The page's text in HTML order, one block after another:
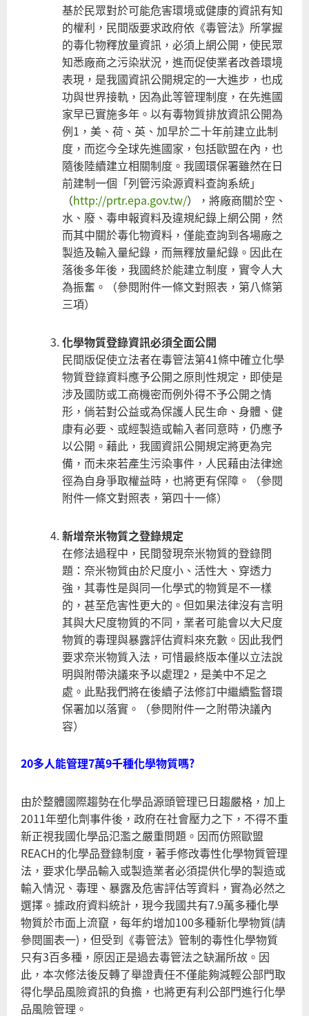
基於民眾對於可能危害環境或健康的資訊有知
的權利，民間版要求政府依《毒管法》所掌握
的毒化物釋放量資訊，必須上網公開，使民眾
知悉廠商之污染狀況，進而促使業者改善環境
表現，是我國資訊公開規定的一大進步，也成
功與世界接軌，因為此等管理制度，在先進國
家早已實施多年。以有毒物質排放資訊公開為
例1，美、荷、英、加早於二十年前建立此制
度，而迄今全球先進國家，包括歐盟在內，也
隨後陸續建立相關制度。我國環保署雖然在日
前建制一個「列管污染源資料查詢系統」
（http://prtr.epa.gov.tw/），將廠商關於空、
水、廢、毒申報資料及違規紀錄上網公開，然
而其中關於毒化物資料，僅能查詢到各場廠之
製造及輸入量紀錄，而無釋放量紀錄。因此在
落後多年後，我國終於能建立制度，實令人大
為振奮。（參閱附件一條文對照表，第八條第
三項）
化學物質登錄資訊必須全面公開
民間版促使立法者在毒管法第41條中確立化學
物質登錄資料應予公開之原則性規定，即使是
涉及國防或工商機密而例外得不予公開之情
形，倘若對公益或為保護人民生命、身體、健
康有必要、或經製造或輸入者同意時，仍應予
以公開。藉此，我國資訊公開規定將更為完
備，而未來若產生污染事件，人民藉由法律途
徑為自身爭取權益時，也將更有保障。（參閱
附件一條文對照表，第四十一條）
新增奈米物質之登錄規定
在修法過程中，民間發現奈米物質的登錄問
題：奈米物質由於尺度小、活性大、穿透力
強，其毒性是與同一化學式的物質是不一樣
的，甚至危害性更大的。但如果法律沒有言明
其與大尺度物質的不同，業者可能會以大尺度
物質的毒理與暴露評估資料來充數。因此我們
要求奈米物質入法，可惜最終版本僅以立法說
明與附帶決議來予以處理2，是美中不足之
處。此點我們將在後續子法修訂中繼續監督環
保署加以落實。（參閱附件一之附帶決議內
容）
20多人能管理7萬9千種化學物質嗎?
由於整體國際趨勢在化學品源頭管理已日趨嚴格，加上
2011年塑化劑事件後，政府在社會壓力之下，不得不重
新正視我國化學品氾濫之嚴重問題。因而仿照歐盟
REACH的化學品登錄制度，著手修改毒性化學物質管理
法，要求化學品輸入或製造業者必須提供化學的製造或
輸入情況、毒理、暴露及危害評估等資料，實為必然之
選擇。據政府資料統計，現今我國共有7.9萬多種化學
物質於市面上流竄，每年約增加100多種新化學物質(請
參閱圖表一)，但受到《毒管法》管制的毒性化學物質
只有3百多種，原因正是過去毒管法之缺漏所故。因
此，本次修法後反轉了舉證責任不僅能夠減輕公部門取
得化學品風險資訊的負擔，也將更有利公部門進行化學
品風險管理。